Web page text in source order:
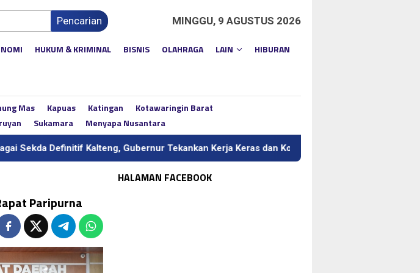
Pencarian MINGGU, 9 AGUSTUS 2026
HUKUM & KRIMINAL BISNIS OLAHRAGA LAIN HIBURAN
Mas Kapuas Katingan
Kotawaringin Barat
Sukamara Menyapa Nusantara
Kalteng, Gubernur Tekankan Kerja Keras dan Kolaborasi
Paripurna
HALAMAN FACEBOOK